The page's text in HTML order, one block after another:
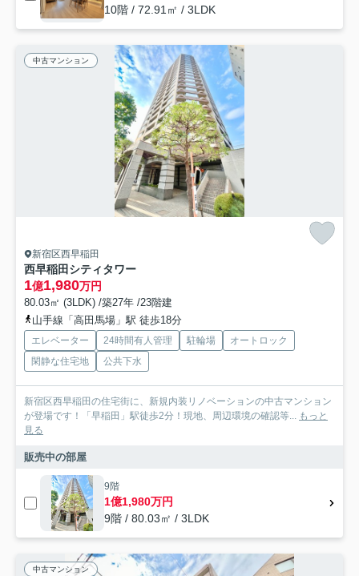
10階 / 72.91㎡ / 3LDK
中古マンション
新宿区西早稲田
西早稲田シティタワー
1億1,980万円
80.03㎡ (3LDK) /築27年 /23階建
山手線「高田馬場」駅 徒歩18分
エレベーター 24時間有人管理 駐輪場
オートロック
閑静な住宅地
公共下水
新宿区西早稲田の住宅街に、新規内装リノベーションの中古マンション
が登場です！「早稲田」駅徒歩2分！現地、周辺環境の確認等... もっと
見る
販売中の部屋
9階
1億1,980万円
9階 / 80.03㎡ / 3LDK
中古マンション